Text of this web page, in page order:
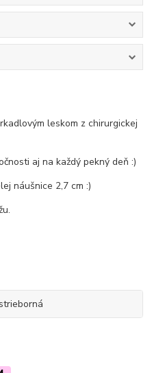
leskom z chirurgickej
aj na každý pekný deň :)
náušnice 2,7 cm :)
strieborná